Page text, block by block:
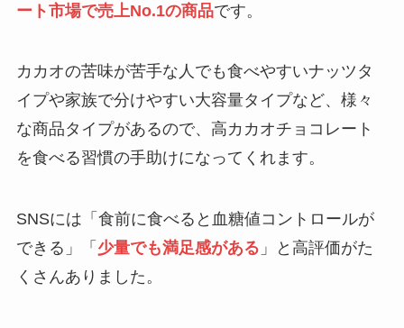
買ってはいけないウインナーはどれ？危険
春雨を食べてはいけない理由は？太るか
ら？危険で避けるべきメーカーを紹介！
食べてはいけないパイナップルの特徴は？
体に悪いメーカーはある？正しい選び方を
紹介！
ート市場で売上No.1の商品です。
カカオの苦味が苦手な人でも食べやすいナッツタ
イプや家族で分けやすい大容量タイプなど、様々
な商品タイプがあるので、高カカオチョコレート
を食べる習慣の手助けになってくれます。
SNSには「食前に食べると血糖値コントロールが
できる」「 少量でも満足感がある 」と高評価がた
くさんありました。